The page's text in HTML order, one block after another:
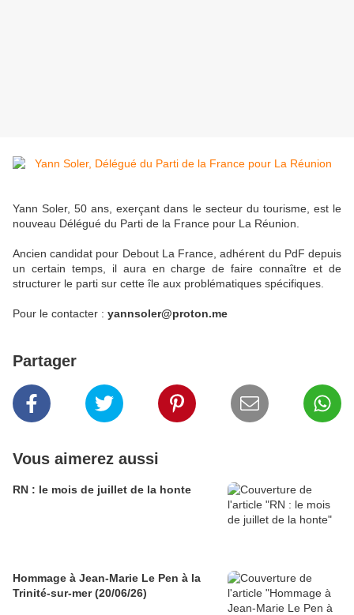
Yann Soler, 50 ans, exerçant dans le secteur du tourisme, est le
nouveau Délégué du Parti de la France pour La Réunion.
Ancien candidat pour Debout La France, adhérent du PdF depuis
un certain temps, il aura en charge de faire connaître et de
structurer le parti sur cette île aux problématiques spécifiques.
Pour le contacter : yannsoler@proton.me
Partager
Vous aimerez aussi
RN : le mois de juillet de la honte
Hommage à Jean-Marie Le Pen à la
Trinité-sur-mer (20/06/26)